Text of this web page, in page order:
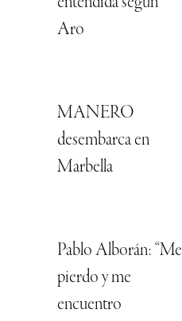
Aro
MANERO
desembarca en
Marbella
Pablo Alborán: “Me
pierdo y me
encuentro